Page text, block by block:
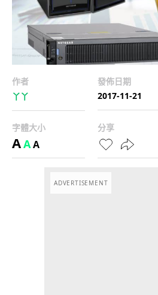
作者
丫丫
發佈日期
2017-11-21
字體大小
AAA
分享
ADVERTISEMENT